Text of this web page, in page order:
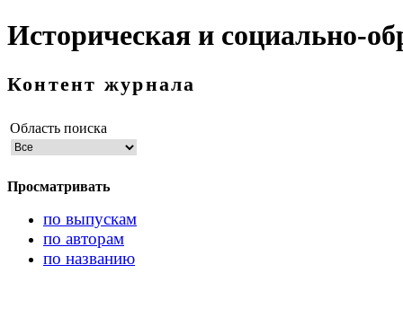
Историческая и социально-
Контент журнала
Область поиска
Просматривать
по выпускам
по авторам
по названию